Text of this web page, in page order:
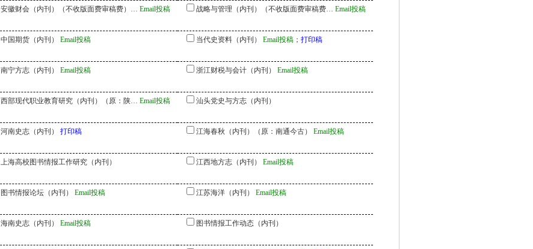
安徽财会（内刊）（不收版面费审稿费）… Email投稿 战略与管理（内刊）（不收版面费审稿费… Email投稿
中国期货（内刊） Email投稿 当代史资料（内刊） Email投稿 ； 打印稿
南宁方志（内刊） Email投稿 浙江财税与会计（内刊） Email投稿
西部现代职业教育研究（内刊）（原：陕… Email投稿 汕头党史与方志（内刊）
河南史志（内刊） 打印稿 江海春秋（内刊）（原：南通今古） Email投稿
上海高校图书情报工作研究（内刊） 江西地方志（内刊） Email投稿
图书情报论坛（内刊） Email投稿 江苏海洋（内刊） Email投稿
海南史志（内刊） Email投稿 图书情报工作动态（内刊）